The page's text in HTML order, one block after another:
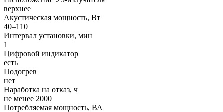
верхнее
Акустическая мощность, Вт
40–110
Интервал установки, мин
1
Цифровой индикатор
есть
Подогрев
нет
Наработка на отказ, ч
не менее 2000
Потребляемая мощность, ВА